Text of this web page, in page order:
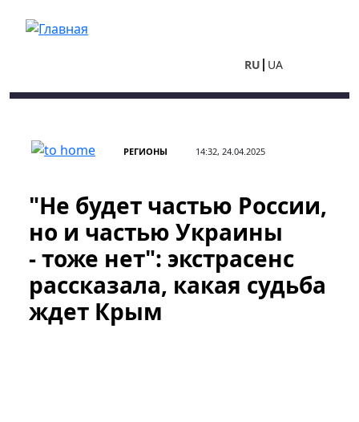
RU UA
РЕГИОНЫ 14:32, 24.04.2025
"Не будет частью России,
но и частью Украины
- тоже нет": экстрасенс
рассказала, какая судьба
ждет Крым